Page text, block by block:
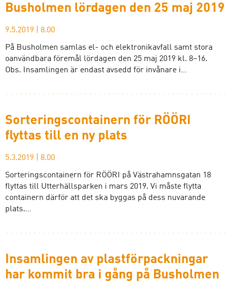
Busholmen lördagen den 25 maj 2019
9.5.2019 8.00
På Busholmen samlas el- och elektronikavfall samt stora
oanvändbara föremål lördagen den 25 maj 2019 kl. 8–16.
Obs. Insamlingen är endast avsedd för invånare i…
Sorteringscontainern för RÖÖRI
flyttas till en ny plats
5.3.2019 8.00
Sorteringscontainern för RÖÖRI på Västrahamnsgatan 18
flyttas till Utterhällsparken i mars 2019. Vi måste flytta
containern därför att det ska byggas på dess nuvarande
plats.…
Insamlingen av plastförpackningar
har kommit bra i gång på Busholmen